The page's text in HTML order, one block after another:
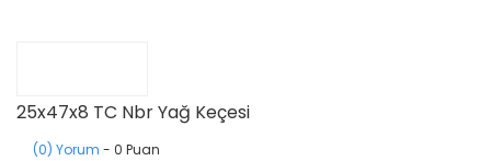
25x47x8 TC Nbr Yağ Keçesi
(0) Yorum - 0 Puan